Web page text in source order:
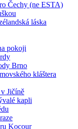
Čechy (ne ESTA)
láska
pokoji
Brno
kláštera
Jičíně
kapli
Kocour